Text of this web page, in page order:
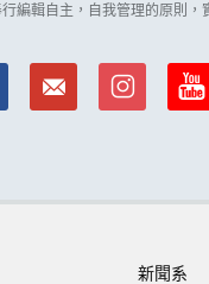
編輯自主，自我管理的原則，
新聞系